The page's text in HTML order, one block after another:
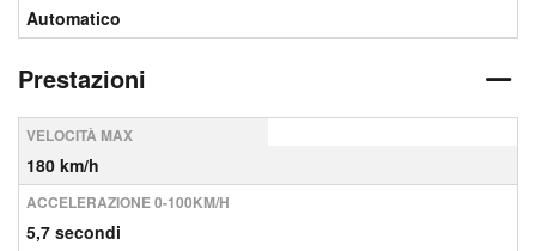
Automatico
Prestazioni
VELOCITÀ MAX
180 km/h
ACCELERAZIONE 0-100KM/H
5,7 secondi